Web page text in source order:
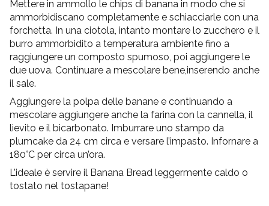
Mettere in ammollo le chips di banana in modo che si
ammorbidiscano completamente e schiacciarle con una
forchetta. In una ciotola, intanto montare lo zucchero e il
burro ammorbidito a temperatura ambiente fino a
raggiungere un composto spumoso, poi aggiungere le
due uova. Continuare a mescolare bene,inserendo anche
il sale.
Aggiungere la polpa delle banane e continuando a
mescolare aggiungere anche la farina con la cannella, il
lievito e il bicarbonato. Imburrare uno stampo da
plumcake da 24 cm circa e versare l’impasto. Infornare a
180°C per circa un’ora.
L’ideale è servire il Banana Bread leggermente caldo o
tostato nel tostapane!